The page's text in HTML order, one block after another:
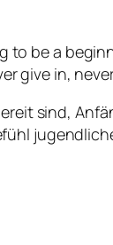
to be a
give in,
sind,